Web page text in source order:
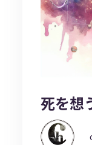
死を想